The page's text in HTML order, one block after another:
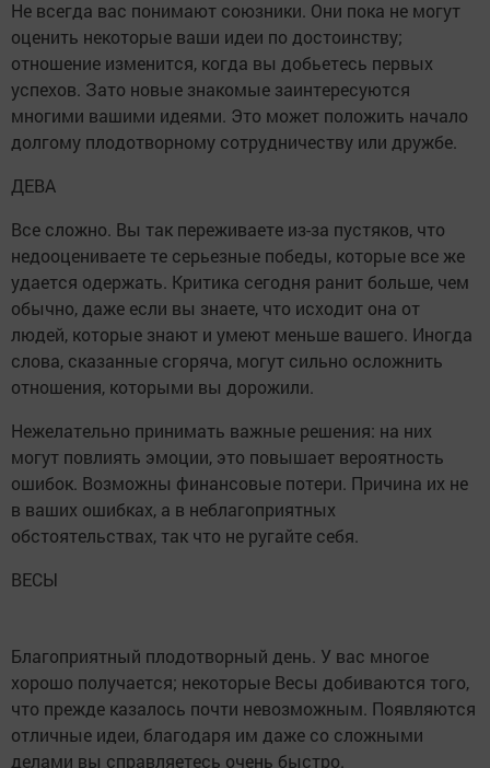
Не всегда вас понимают союзники. Они пока не могут
оценить некоторые ваши идеи по достоинству;
отношение изменится, когда вы добьетесь первых
успехов. Зато новые знакомые заинтересуются
многими вашими идеями. Это может положить начало
долгому плодотворному сотрудничеству или дружбе.
ДЕВА
Все сложно. Вы так переживаете из-за пустяков, что
недооцениваете те серьезные победы, которые все же
удается одержать. Критика сегодня ранит больше, чем
обычно, даже если вы знаете, что исходит она от
людей, которые знают и умеют меньше вашего. Иногда
слова, сказанные сгоряча, могут сильно осложнить
отношения, которыми вы дорожили.
Нежелательно принимать важные решения: на них
могут повлиять эмоции, это повышает вероятность
ошибок. Возможны финансовые потери. Причина их не
в ваших ошибках, а в неблагоприятных
обстоятельствах, так что не ругайте себя.
ВЕСЫ
Благоприятный плодотворный день. У вас многое
хорошо получается; некоторые Весы добиваются того,
что прежде казалось почти невозможным. Появляются
отличные идеи, благодаря им даже со сложными
делами вы справляетесь очень быстро.